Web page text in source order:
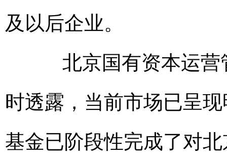
及以后企业。
北京国有资本运营
时透露，当前市场已呈
基金已阶段性完成了对